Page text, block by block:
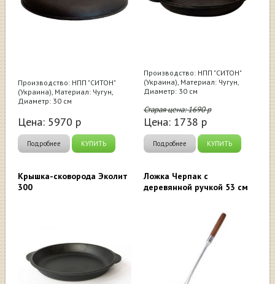
Производство: НПП "СИТОН"
(Украина), Материал: Чугун,
Диаметр: 30 см
Цена: 5970 р
Подробнее КУПИТЬ
Производство: НПП "СИТОН"
(Украина), Материал: Чугун,
Диаметр: 30 см
Старая цена:1690р
Цена: 1738 р
Подробнее КУПИТЬ
Крышка-сковорода Эколит
300
Ложка Черпак с
деревянной ручкой 53 см